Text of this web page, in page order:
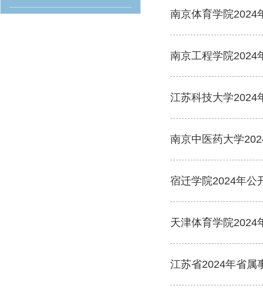
南京体育学院2024
南京工程学院2024
江苏科技大学2024
南京中医药大学
宿迁学院2024年公
天津体育学院2024
江苏省2024年省属